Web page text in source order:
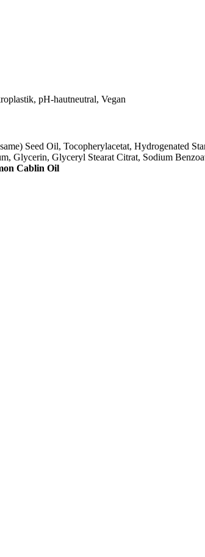
pH-hautneutral, Vegan
Seed Oil, Tocopherylacetat, Hydrogenated
Glycerin, Glyceryl Stearat Citrat, Sodium
Cablin Oil